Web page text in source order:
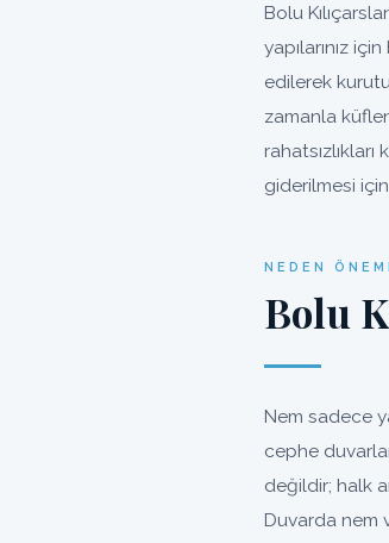
Bolu
yapılarınız
edilerek
zamanla
giderilmesi
NEDEN
Bolu
Nem sadece
cephe
değildir; halk
Duvarda nem